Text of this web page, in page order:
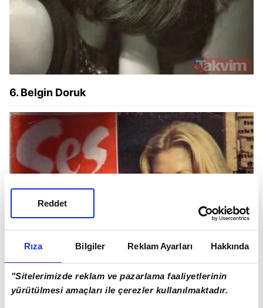
Rıza Bilgiler Reklam Ayarları Hakkında
"Sitelerimizde reklam ve pazarlama faaliyetlerinin
yürütülmesi amaçları ile çerezler kullanılmaktadır.
Reddet
6. Belgin Doruk